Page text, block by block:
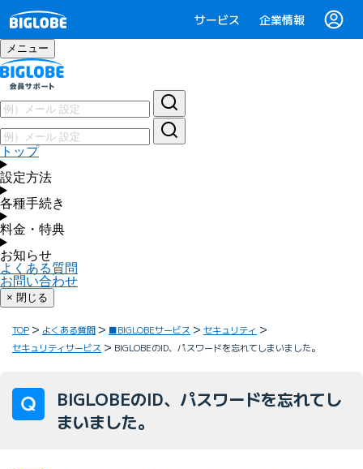
サービス 企業情報
メニュー
トップ
設定方法
各種手続き
料金・特典
お知らせ
よくある質問
お問い合わせ
× 閉じる
TOP よくある質問 ■BIGLOBEサービス
セキュリティ
セキュリティサービス
BIGLOBEのID、パスワードを忘れてしまいました。
BIGLOBEのID、パスワードを忘れてし
まいました。